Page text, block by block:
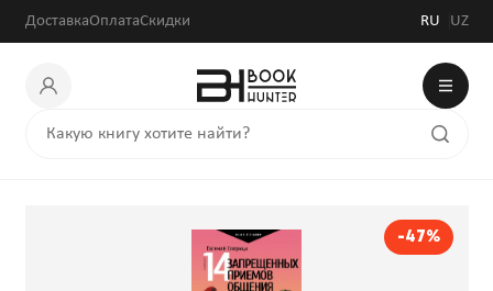
ДоставкаОплатаСкидки RU UZ
-47%